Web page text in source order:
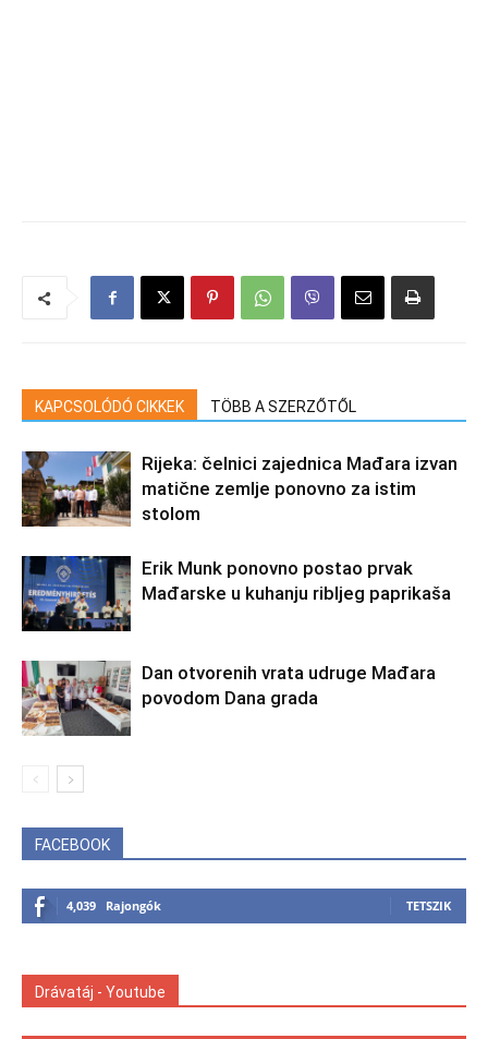
KAPCSOLÓDÓ CIKKEK TÖBB A SZERZŐTŐL
Rijeka: čelnici zajednica Mađara izvan
matične zemlje ponovno za istim
stolom
Erik Munk ponovno postao prvak
Mađarske u kuhanju ribljeg paprikaša
Dan otvorenih vrata udruge Mađara
povodom Dana grada
FACEBOOK
4,039 Rajongók TETSZIK
Drávatáj - Youtube